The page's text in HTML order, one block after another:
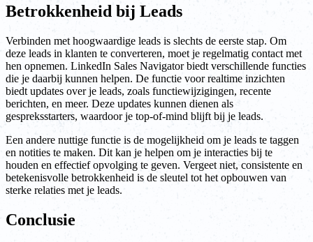
Betrokkenheid bij Leads
Verbinden met hoogwaardige leads is slechts de eerste stap. Om
deze leads in klanten te converteren, moet je regelmatig contact met
hen opnemen. LinkedIn Sales Navigator biedt verschillende functies
die je daarbij kunnen helpen. De functie voor realtime inzichten
biedt updates over je leads, zoals functiewijzigingen, recente
berichten, en meer. Deze updates kunnen dienen als
gespreksstarters, waardoor je top-of-mind blijft bij je leads.
Een andere nuttige functie is de mogelijkheid om je leads te taggen
en notities te maken. Dit kan je helpen om je interacties bij te
houden en effectief opvolging te geven. Vergeet niet, consistente en
betekenisvolle betrokkenheid is de sleutel tot het opbouwen van
sterke relaties met je leads.
Conclusie